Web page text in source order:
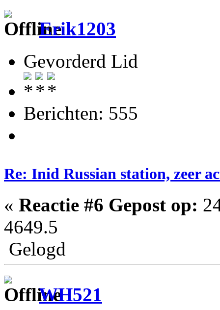
Erik1203
Gevorderd Lid
Berichten: 555
Re: Inid Russian station, zeer
« Reactie #6 Gepost op:
4649.5
Gelogd
WH521